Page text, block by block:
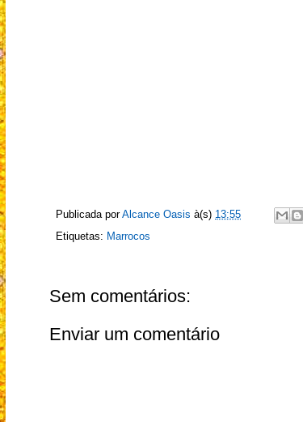
Publicada porAlcance Oasis à(s) 13:55
Etiquetas: Marrocos
Sem comentários:
Enviar um comentário